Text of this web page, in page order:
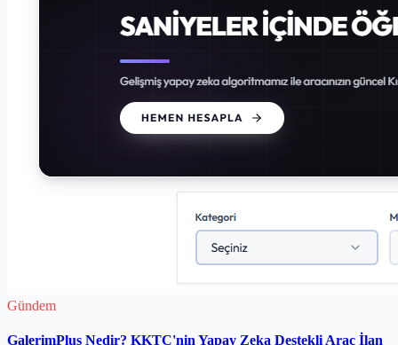
Gündem
GalerimPlus Nedir? KKTC'nin Yapay Zeka Destekli Araç İlan